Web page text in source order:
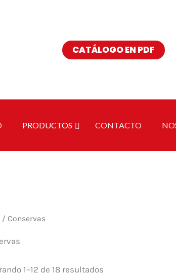
CATÁLOGO EN PDF
PRODUCTOS CONTACTO
/ Conservas
1–12 de 18 resultados